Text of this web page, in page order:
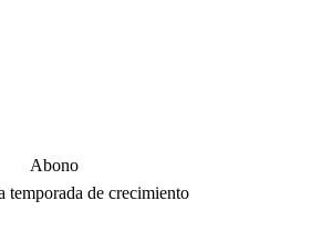
Abono
temporada de crecimiento